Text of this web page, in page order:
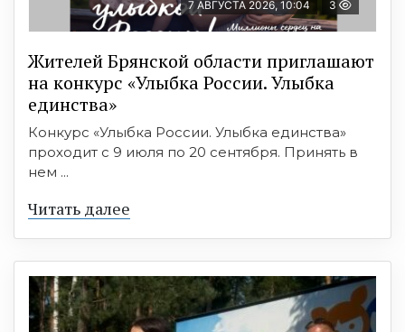
7 АВГУСТА 2026, 10:04 3
Жителей Брянской области приглашают
на конкурс «Улыбка России. Улыбка
единства»
Конкурс «Улыбка России. Улыбка единства»
проходит с 9 июля по 20 сентября. Принять в
нем ...
Читать далее